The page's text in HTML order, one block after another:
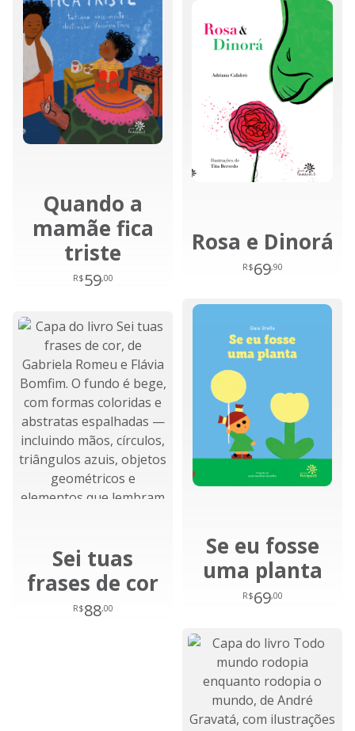
Quando a
mamãe fica
triste
R$59,00
Rosa e Dinorá
R$69,90
Se eu fosse
uma planta
R$69,00
Sei tuas
frases de cor
R$88,00